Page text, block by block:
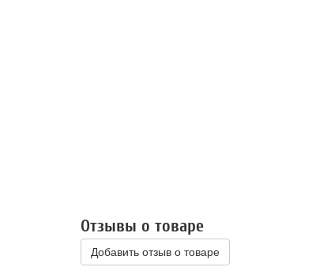
Отзывы о товаре
Добавить отзыв о товаре